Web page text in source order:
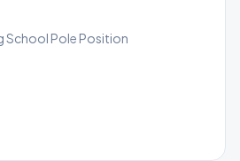
School Pole Position